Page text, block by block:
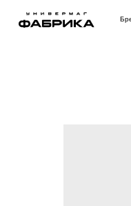
Бренды